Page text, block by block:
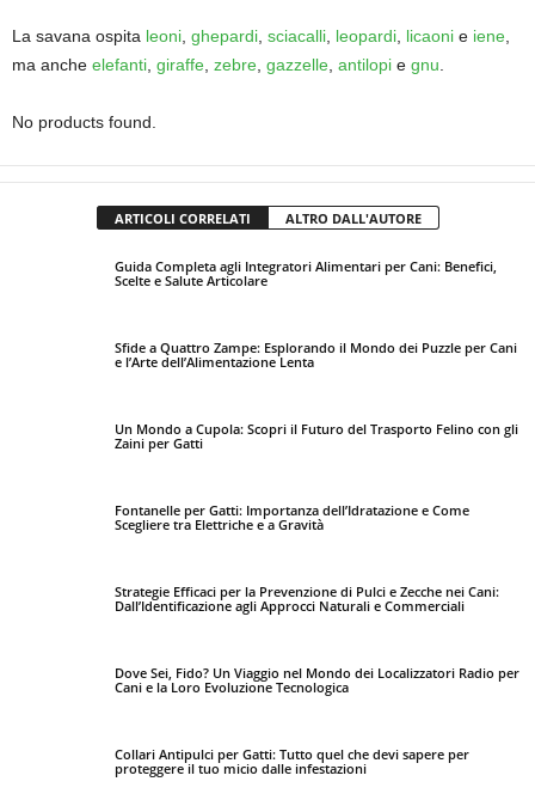
La savana ospita leoni ghepardi sciacalli leopardi licaoni e iene
ma anche elefanti giraffe zebre gazzelle antilopi e gnu
No products found.
ARTICOLI CORRELATI ALTRO DALL'AUTORE
Guida Completa agli Integratori Alimentari per Cani: Benefici,
Scelte e Salute Articolare
Sfide a Quattro Zampe: Esplorando il Mondo dei Puzzle per Cani
e l’Arte dell’Alimentazione Lenta
Un Mondo a Cupola: Scopri il Futuro del Trasporto Felino con gli
Zaini per Gatti
Fontanelle per Gatti: Importanza dell’Idratazione e Come
Scegliere tra Elettriche e a Gravità
Strategie Efficaci per la Prevenzione di Pulci e Zecche nei Cani:
Dall’Identificazione agli Approcci Naturali e Commerciali
Dove Sei, Fido? Un Viaggio nel Mondo dei Localizzatori Radio per
Cani e la Loro Evoluzione Tecnologica
Collari Antipulci per Gatti: Tutto quel che devi sapere per
proteggere il tuo micio dalle infestazioni